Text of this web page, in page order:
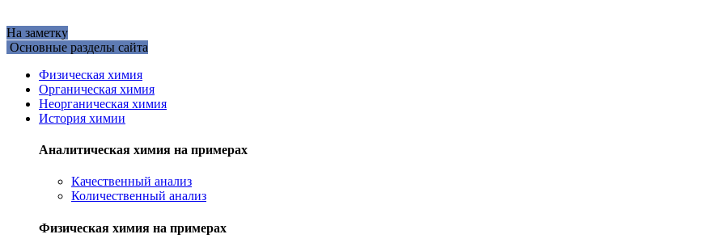
На заметку
Основные разделы сайта
Физическая химия
Органическая химия
Неорганическая химия
История химии
Аналитическая химия на примерах
Качественный анализ
Количественный анализ
Физическая химия на примерах